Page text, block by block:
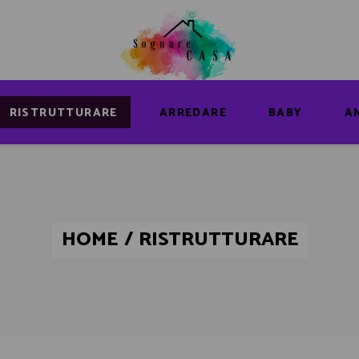
RISTRUTTURARE ARREDARE BABY
HOME / RISTRUTTURARE